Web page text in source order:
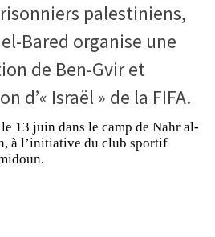
palestiniens,
Bared organise une
de Ben-Gvir et
d’« Israël » de la FIFA.
le 13 juin dans le camp de Nahr al-
à l’initiative du club sportif